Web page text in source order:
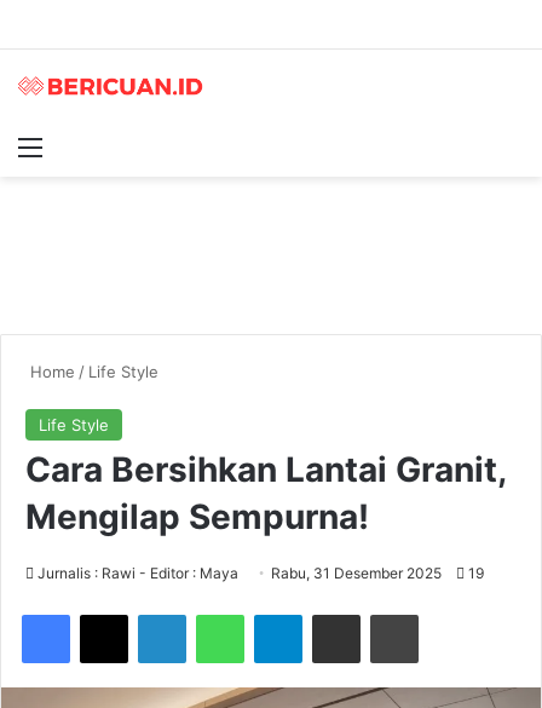
Home / Life Style
Life Style
Cara Bersihkan Lantai Granit,
Mengilap Sempurna!
Jurnalis : Rawi - Editor : Maya Rabu, 31 Desember 2025 19
Telegram